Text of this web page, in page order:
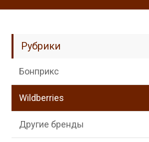
Рубрики
Бонприкс
Wildberries
Другие бренды